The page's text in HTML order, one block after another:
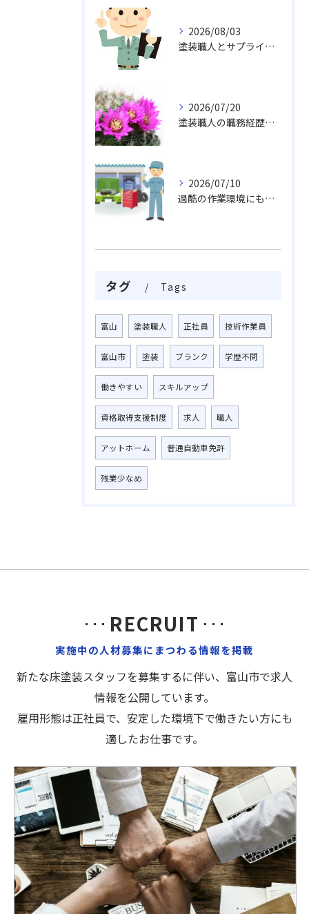
2026/08/03
塗装職人とサプライチェーンが地域産業を支える富山県富山市の現場事情
2026/07/20
塗装職人の職務経歴書で富山県富山市で年収アップを実現する方法
2026/07/10
過酷の作業環境にも耐える整備工場の床塗装
タグ Tags
富山 塗装職人 正社員 技術作業員
富山市 塗装 ブランク 学歴不問
働きやすい スキルアップ
資格取得支援制度 求人 職人
アットホーム 普通自動車免許
残業少なめ
実施中の人材募集にまつわる情報を掲載
RECRUIT
新たな床塗装スタッフを募集するに伴い、富山市で求人
情報を公開しています。
雇用形態は正社員で、安定した環境下で働きたい方にも
適したお仕事です。